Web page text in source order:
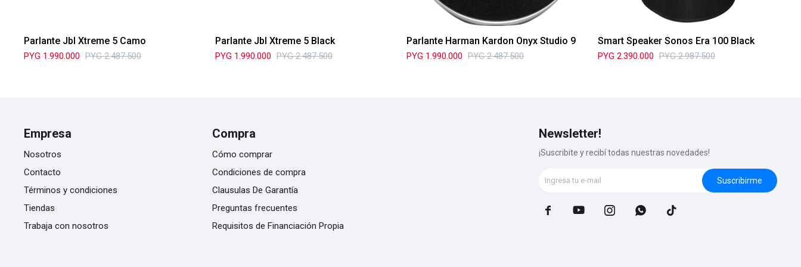
Parlante Jbl Xtreme 5 Camo
PYG 1.990.000 PYG 2.487.500
Parlante Jbl Xtreme 5 Black
PYG 1.990.000 PYG 2.487.500
Parlante Harman Kardon Onyx Studio 9
PYG 1.990.000 PYG 2.487.500
Smart Speaker Sonos Era 100 Black
PYG 2.390.000 PYG 2.987.500
Empresa
Nosotros
Contacto
Términos y condiciones
Tiendas
Trabaja con nosotros
Compra
Cómo comprar
Condiciones de compra
Clausulas De Garantía
Preguntas frecuentes
Requisitos de Financiación Propia
Newsletter!
¡Suscribite y recibí todas nuestras novedades!
Suscribirme
    